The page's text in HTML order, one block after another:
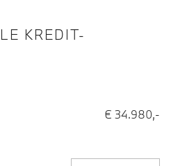
KREDIT-
€ 34.980,-